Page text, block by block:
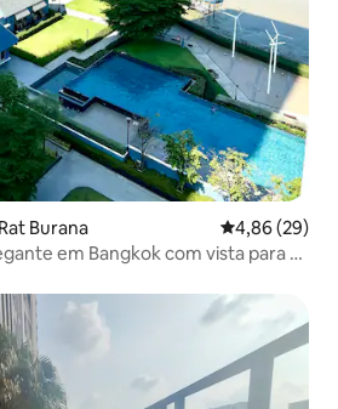
Burana 4,86 de uma
4,86 (29)
em Bangkok com vista para o